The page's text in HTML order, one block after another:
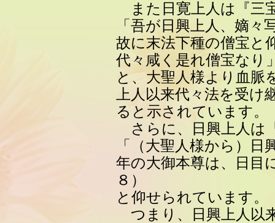
また日寛上人は『三
「吾が日興上人、嫡
故に末法下種の僧宝と
代々咸く是れ僧宝なり
と、大聖人様より血脈
上人以来代々法を受
ると示されています。
さらに、日興上人は
「（大聖人様から）
年の大御本尊は、日目
８）
と仰せられています。
つまり、日興上人以